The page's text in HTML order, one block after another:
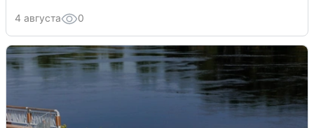
4 августа 0